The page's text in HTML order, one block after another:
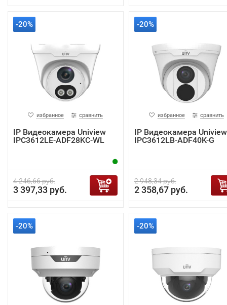
-20%
избранное сравнить
IP Видеокамера Uniview
IPC3612LE-ADF28KC-WL
4 246,66 руб.
3 397,33 руб.
-20%
избранное сравнить
IP Видеокамера Uniview
IPC3612LB-ADF40K-G
2 948,34 руб.
2 358,67 руб.
-20% -20%